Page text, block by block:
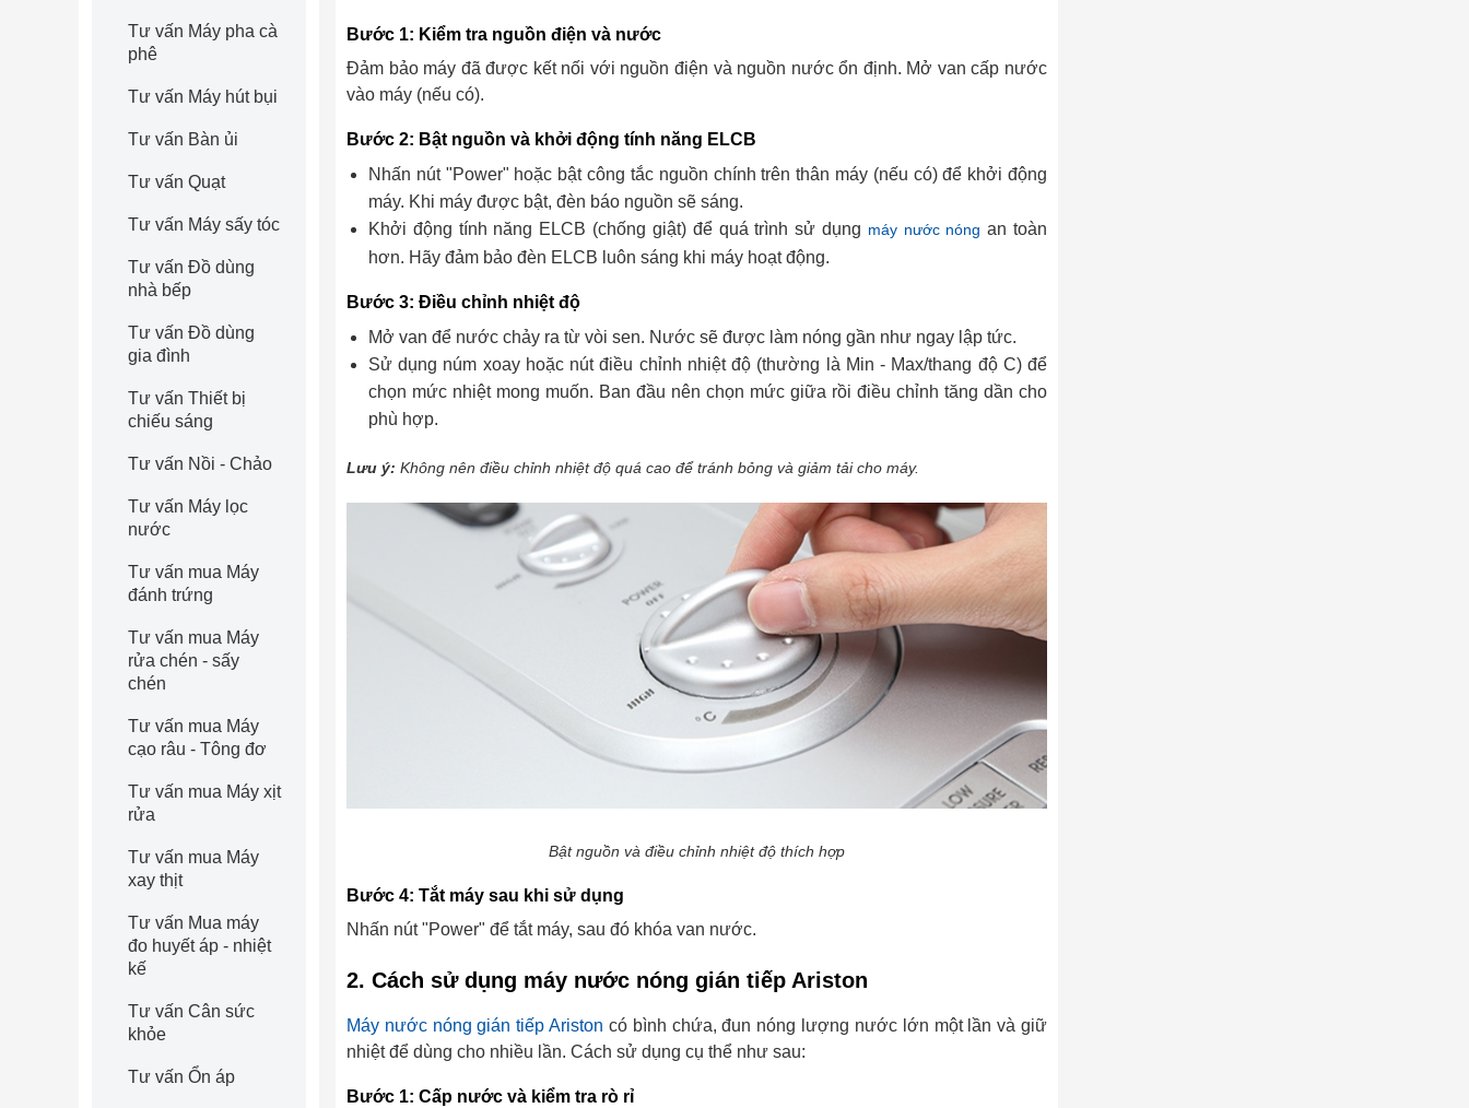
Tư vấn Máy pha cà
phê
Tư vấn Máy hút bụi
Tư vấn Bàn ủi
Tư vấn Quạt
Tư vấn Máy sấy tóc
Tư vấn Đồ dùng
nhà bếp
Tư vấn Đồ dùng
gia đình
Tư vấn Thiết bị
chiếu sáng
Tư vấn Nồi - Chảo
Tư vấn Máy lọc
nước
Tư vấn mua Máy
đánh trứng
Tư vấn mua Máy
rửa chén - sấy
chén
Tư vấn mua Máy
cạo râu - Tông đơ
Tư vấn mua Máy xịt
rửa
Tư vấn mua Máy
xay thịt
Tư vấn Mua máy
đo huyết áp - nhiệt
kế
Tư vấn Cân sức
khỏe
Tư vấn Ổn áp
Bước 1: Kiểm tra nguồn điện và nước
Đảm bảo máy đã được kết nối với nguồn điện và nguồn nước ổn định. Mở van cấp nước
vào máy (nếu có).
Bước 2: Bật nguồn và khởi động tính năng ELCB
Nhấn nút "Power" hoặc bật công tắc nguồn chính trên thân máy (nếu có) để khởi động
máy. Khi máy được bật, đèn báo nguồn sẽ sáng.
Khởi động tính năng ELCB (chống giật) để quá trình sử dụng máy nước nóng an toàn
hơn. Hãy đảm bảo đèn ELCB luôn sáng khi máy hoạt động.
Bước 3: Điều chỉnh nhiệt độ
Mở van để nước chảy ra từ vòi sen. Nước sẽ được làm nóng gần như ngay lập tức.
Sử dụng núm xoay hoặc nút điều chỉnh nhiệt độ (thường là Min - Max/thang độ C) để
chọn mức nhiệt mong muốn. Ban đầu nên chọn mức giữa rồi điều chỉnh tăng dần cho
phù hợp.
Lưu ý: Không nên điều chỉnh nhiệt độ quá cao để tránh bỏng và giảm tải cho máy.
Bật nguồn và điều chỉnh nhiệt độ thích hợp
Bước 4: Tắt máy sau khi sử dụng
Nhấn nút "Power" để tắt máy, sau đó khóa van nước.
2. Cách sử dụng máy nước nóng gián tiếp Ariston
Máy nước nóng gián tiếp Ariston có bình chứa, đun nóng lượng nước lớn một lần và giữ
nhiệt để dùng cho nhiều lần. Cách sử dụng cụ thể như sau:
Bước 1: Cấp nước và kiểm tra rò rỉ